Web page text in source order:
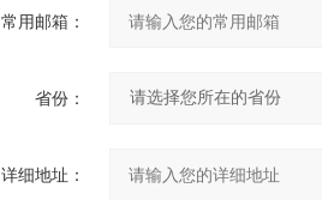
常用邮箱：
省份：
详细地址：